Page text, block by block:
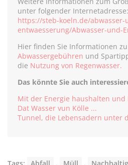
unter folgender Internetadresse:
https://steb-koeln.de/abwasser-
entwaesserung/Abwasser-und-
Hier finden Sie Informationen zu
Abwassergebühren und
die Nutzung von Regenwasser.
Das könnte Sie auch
Mit der Energie haushalten und
Dat Wasser vun Kölle ...
Tunnel, die Lebensadern unter